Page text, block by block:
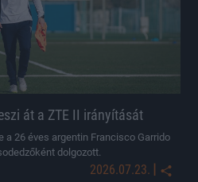
át a ZTE II irányítását
a 26 éves argentin Francisco Garrido
dolgozott.
2026.07.23. |